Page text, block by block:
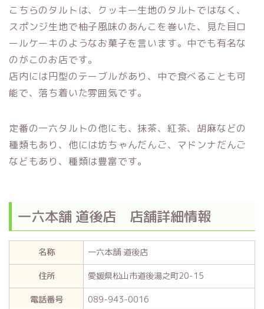
こちらのタルトは、クッキー生地のタルトではなく、
スポンジ生地で柚子風味のあんこを巻いた、見た目ロ
ールケーキのようなお菓子を言います。中でも有名な
のがこのお店です。
店内には円型のテーブルがあり、中で食べることも可
能で、落ち着いた雰囲気です。
定番の一六タルトの他にも、抹茶、紅茶、胡麻などの
種類もあり、他には坊ちゃんだんご、マドンナだんご
などもあり、種類は豊富です。
一六本舗 道後店 店舗詳細情報
名称
一六本舗 道後店
住所
愛媛県松山市道後湯之町20-15
電話番号
089-943-0016